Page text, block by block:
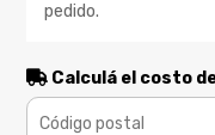
pedido.
Calculá el costo